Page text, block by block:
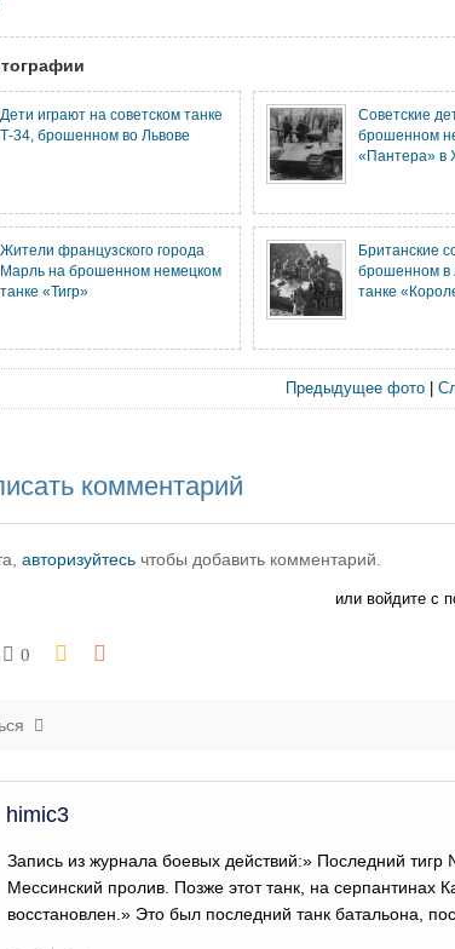
Дети играют на советском танке
Т-34, брошенном во Львове
Советские
брошенном
«Пантера» в
Жители французского города
Марль на брошенном немецком
танке «Тигр»
Британские
брошенном в
танке
Предыдущее фото|
комментарий
авторизуйтесь чтобы добавить комментарий.
или войдите с
0
himic3
Запись из журнала боевых действий:» Последний
Мессинский пролив. Позже этот танк, на
восстановлен.» Это был последний танк батальона,